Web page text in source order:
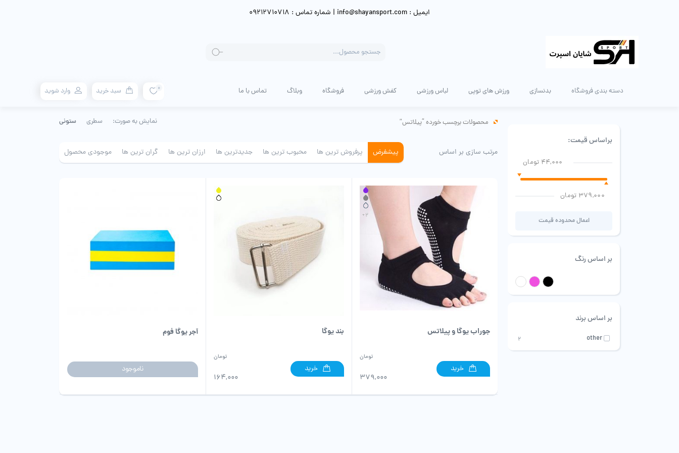
ایمیل : info@shayansport.com | شماره تماس : 09212710718
search
دسته بندی فروشگاه بدنسازی ورزش های توپی لباس ورزشی کفش ورزشی فروشگاه وبلاگ تماس با ما 0 سبد خرید وارد شوید
براساس قیمت:
44,000 تومان
379,000 تومان
اعمال محدوده قیمت
بر اساس رنگ
صورتی مشکی
بر اساس برند
other
2
محصولات برچسب خورده “پیلاتس” نمایش به صورت: سطری ستونی
مرتب سازی بر اساس پیشفرض پرفروش ترین ها محبوب ترین ها جدیدترین ها ارزان ترین ها گران ترین ها موجودی محصول
جوراب یوگا و پیلاتس
379,000
تومان
خرید
بند یوگا
164,000
تومان
خرید
آجر یوگا فوم
ناموجود